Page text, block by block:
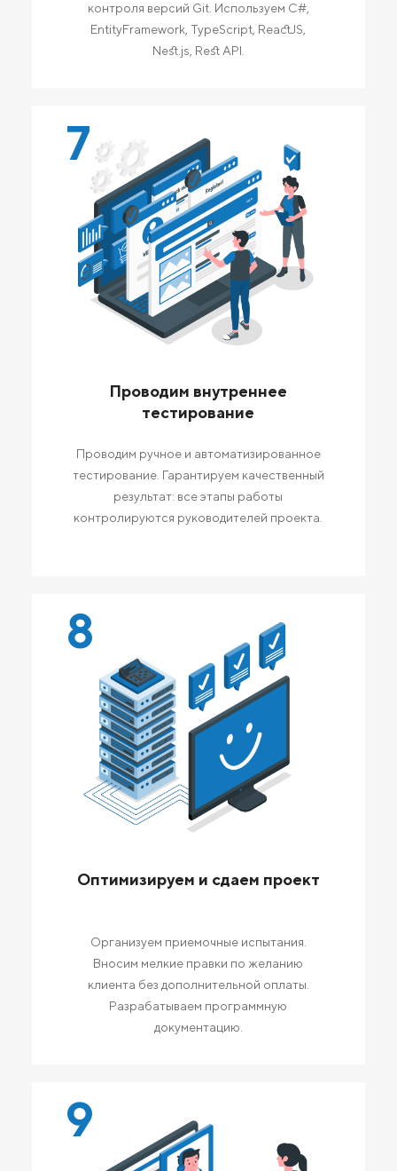
контроля версий Git. Используем C#,
EntityFramework, TypeScript, ReactJS,
Nest.js, Rest API.
7
Проводим внутреннее
тестирование
Проводим ручное и автоматизированное
тестирование. Гарантируем качественный
результат: все этапы работы
контролируются руководителей проекта.
8
Оптимизируем и сдаем проект
Организуем приемочные испытания.
Вносим мелкие правки по желанию
клиента без дополнительной оплаты.
Разрабатываем программную
документацию.
9